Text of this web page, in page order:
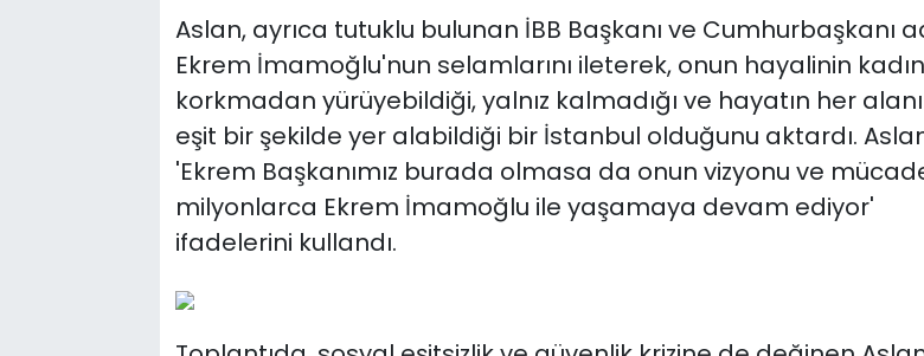
Aslan, ayrıca tutuklu bulunan İBB Başkanı ve Cumhurbaşkanı
Ekrem İmamoğlu'nun selamlarını ileterek, onun hayalinin
korkmadan yürüyebildiği, yalnız kalmadığı ve hayatın her
eşit bir şekilde yer alabildiği bir İstanbul olduğunu aktardı.
'Ekrem Başkanımız burada olmasa da onun vizyonu ve
milyonlarca Ekrem İmamoğlu ile yaşamaya devam ediyor'
ifadelerini kullandı.